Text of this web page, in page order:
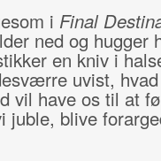
i Final
ned og hugger
en kniv i
uvist, hvad
vil have os til at
blive